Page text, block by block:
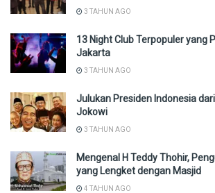
3 TAHUN AGO
13 Night Club Terpopuler yang
Jakarta
3 TAHUN AGO
Julukan Presiden Indonesia
Jokowi
3 TAHUN AGO
Mengenal H Teddy Thohir,
yang Lengket dengan Masjid
4 TAHUN AGO